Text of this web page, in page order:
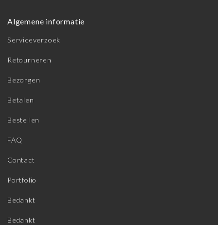
Algemene informatie
Serviceverzoek
Retourneren
Bezorgen
Betalen
Bestellen
FAQ
Contact
Portfolio
Bedankt
Bedankt